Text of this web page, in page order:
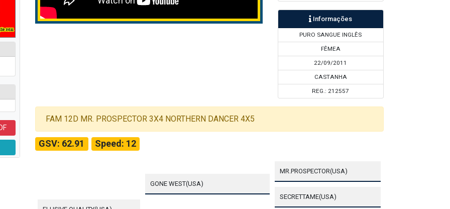
Informações
PURO SANGUE INGLÊS
FÊMEA
22/09/2011
CASTANHA
REG.: 212557
FAM 12D MR. PROSPECTOR 3X4 NORTHERN DANCER 4X5
GSV: 62.91 Speed: 12
GONE WEST(USA)
MR.PROSPECTOR(USA)
SECRETTAME(USA)